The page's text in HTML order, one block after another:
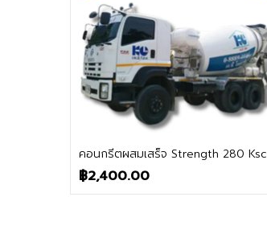
คอนกรีตผสมเสร็จ Strength 280 Ksc
฿2,400.00
ติดต่อฝ่ายขาย